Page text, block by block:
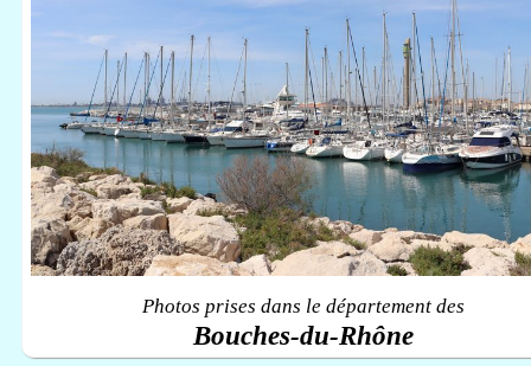
Photos prises dans le département des
Bouches-du-Rhône